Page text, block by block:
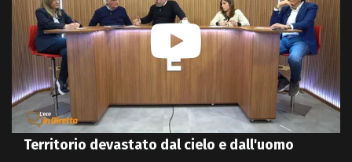
Territorio devastato dal cielo e dall'uomo